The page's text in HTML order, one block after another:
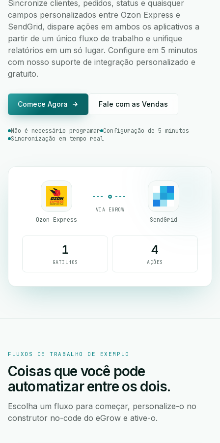
Sincronize clientes, pedidos, status e quaisquer
campos personalizados entre Ozon Express e
SendGrid, dispare ações em ambos os aplicativos a
partir de um único fluxo de trabalho e unifique
relatórios em um só lugar. Configure em 5 minutos
com nosso suporte de integração personalizado e
gratuito.
Comece Agora Fale com as Vendas
Não é necessário programar Configuração de 5 minutos
Sincronização em tempo real
Ozon Express
VIA EGROW
SendGrid
1
GATILHOS
4
AÇÕES
FLUXOS DE TRABALHO DE EXEMPLO
Coisas que você pode
automatizar entre os dois.
Escolha um fluxo para começar, personalize-o no
construtor no-code do eGrow e ative-o.